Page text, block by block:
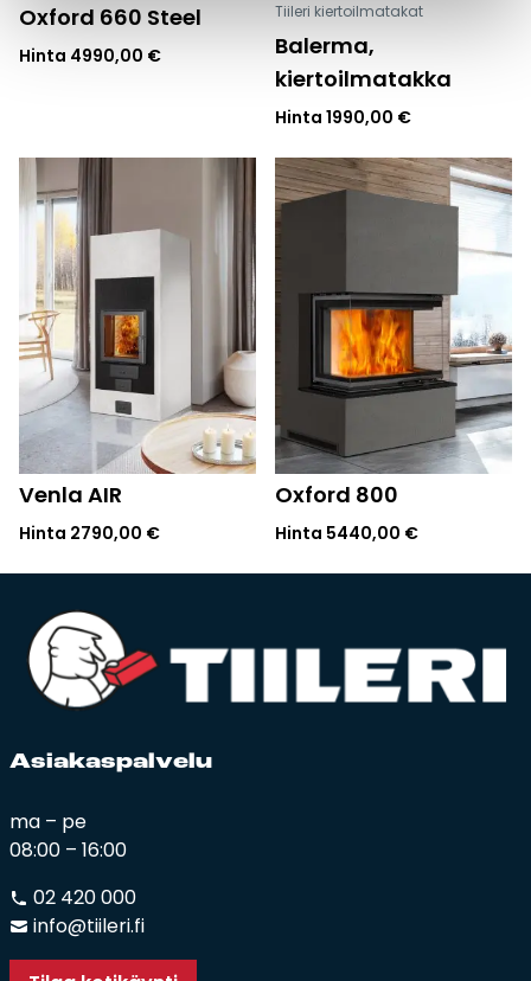
Oxford 660 Steel
Hinta 4990,00 €
Tiileri kiertoilmatakat
Balerma,
kiertoilmatakka
Hinta 1990,00 €
Venla AIR
Hinta 2790,00 €
Oxford 800
Hinta 5440,00 €
Asia­kas­pal­ve­lu
ma – pe
08:00 – 16:00
02 420 000
info@tiileri.fi